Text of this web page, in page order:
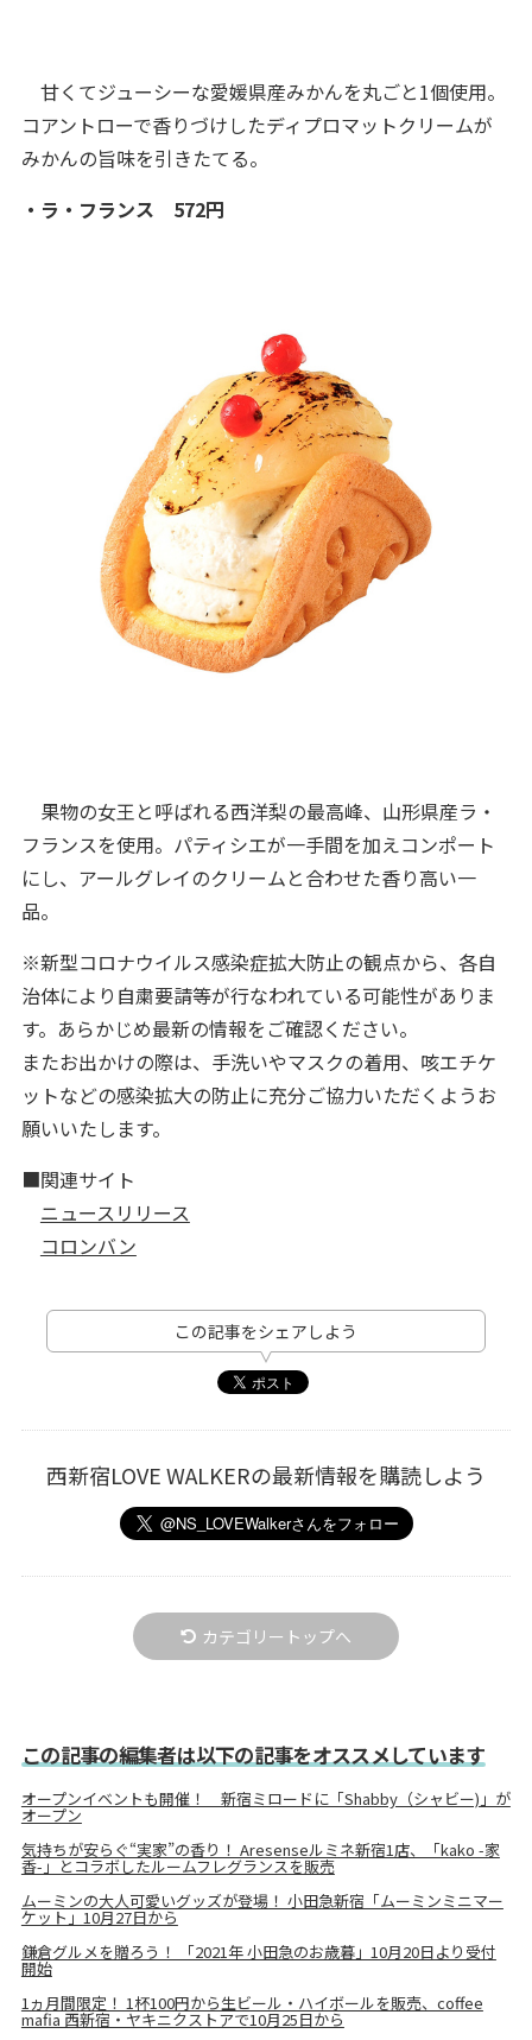
甘くてジューシーな愛媛県産みかんを丸ごと1個使用。
コアントローで香りづけしたディプロマットクリームが
みかんの旨味を引きたてる。
・ラ・フランス 572円
果物の女王と呼ばれる西洋梨の最高峰、山形県産ラ・
フランスを使用。パティシエが一手間を加えコンポート
にし、アールグレイのクリームと合わせた香り高い一
品。
※新型コロナウイルス感染症拡大防止の観点から、各自
治体により自粛要請等が行なわれている可能性がありま
す。あらかじめ最新の情報をご確認ください。
またお出かけの際は、手洗いやマスクの着用、咳エチケ
ットなどの感染拡大の防止に充分ご協力いただくようお
願いいたします。
■関連サイト
ニュースリリース
コロンバン
この記事をシェアしよう
西新宿LOVE WALKERの最新情報を購読しよう
カテゴリートップへ
この記事の編集者は以下の記事をオススメしています
オープンイベントも開催！ 新宿ミロードに「Shabby（シャビー)」が
オープン
気持ちが安らぐ“実家”の香り！ Aresenseルミネ新宿1店、「kako -家
香-」とコラボしたルームフレグランスを販売
ムーミンの大人可愛いグッズが登場！ 小田急新宿「ムーミンミニマー
ケット」10月27日から
鎌倉グルメを贈ろう！ 「2021年 小田急のお歳暮」10月20日より受付
開始
1ヵ月間限定！ 1杯100円から生ビール・ハイボールを販売、coffee
mafia 西新宿・ヤキニクストアで10月25日から